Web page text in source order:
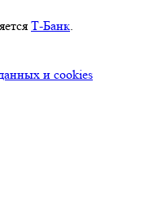
Т-Банк
и cookies